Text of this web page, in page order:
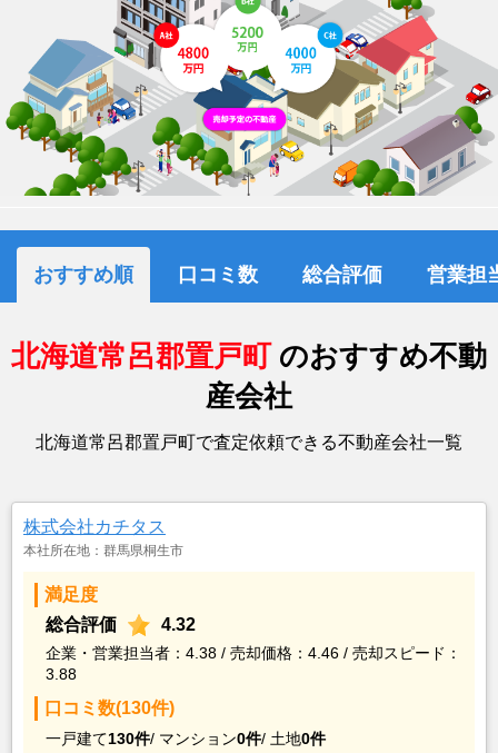
おすすめ順 口コミ数 総合評価 営業担
北海道常呂郡置戸町 のおすすめ不動
産会社
北海道常呂郡置戸町で査定依頼できる不動産会社一覧
株式会社カチタス
本社所在地：群馬県桐生市
満足度
総合評価
4.32
企業・営業担当者：4.38 / 売却価格：4.46 / 売却スピード：
3.88
口コミ数(130件)
一戸建て130件/ マンション0件/ 土地0件